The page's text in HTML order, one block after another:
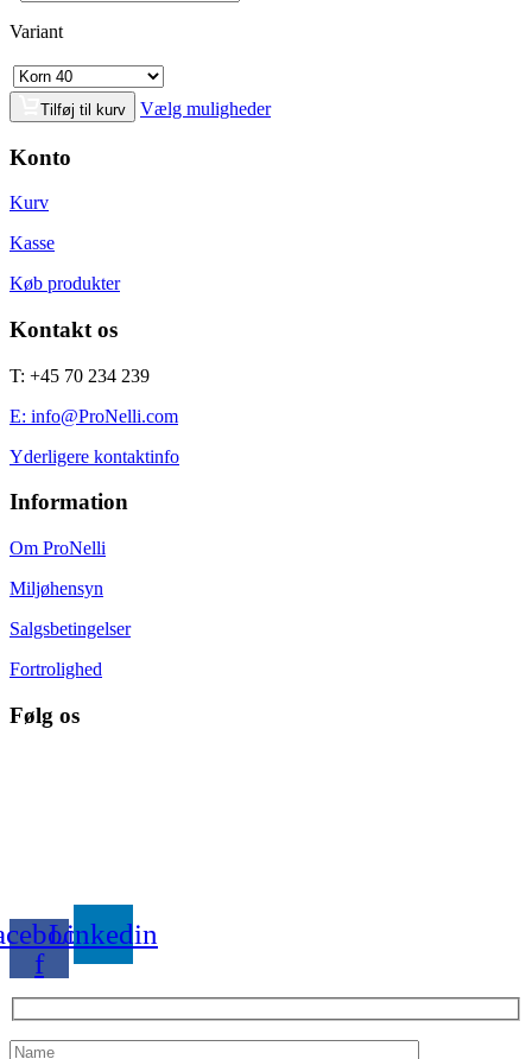
Variant
Tilføj til kurv Vælg muligheder
Konto
Kurv
Kasse
Køb produkter
Kontakt os
T: +45 70 234 239
E: info@ProNelli.com
Yderligere kontaktinfo
Information
Om ProNelli
Miljøhensyn
Salgsbetingelser
Fortrolighed
Følg os
f
Linkedin